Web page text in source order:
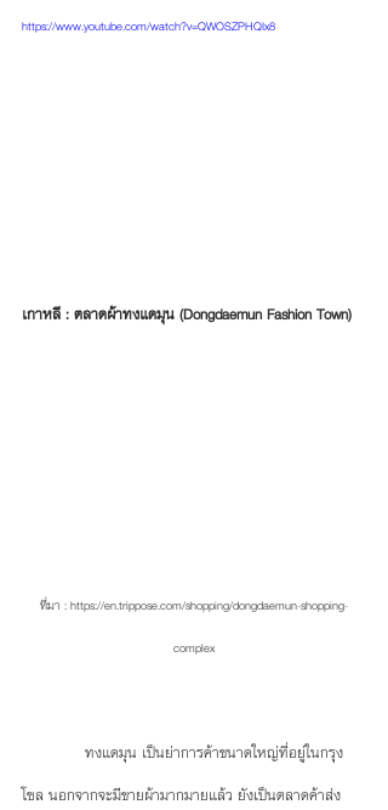
https://www.youtube.com/watch?v=QWOSZPHQIx8
เกาหลี : ตลาดผ้าทงแดมุน (Dongdaemun Fashion Town)
ที่มา : https://en.trippose.com/shopping/dongdaemun-shopping-
complex
โซล นอกจากจะมีขายผ้ามากมายแล้ว ยังเป็นตลาดค้าส่ง